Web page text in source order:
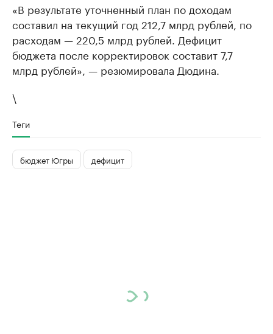
«В результате уточненный план по доходам
составил на текущий год 212,7 млрд рублей, по
расходам — 220,5 млрд рублей. Дефицит
бюджета после корректировок составит 7,7
млрд рублей», — резюмировала Дюдина.
\
Теги
бюджет Югры дефицит